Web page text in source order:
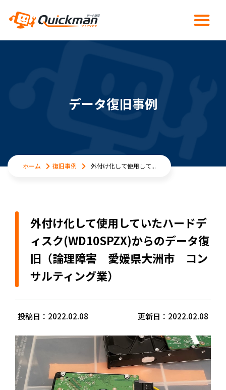
データ復旧事例
ホーム 復旧事例 外付け化して使用して...
外付け化して使用していたハードデ
ィスク(WD10SPZX)からのデータ復
旧（論理障害 愛媛県大洲市 コン
サルティング業）
投稿日：2022.02.08 更新日：2022.02.08